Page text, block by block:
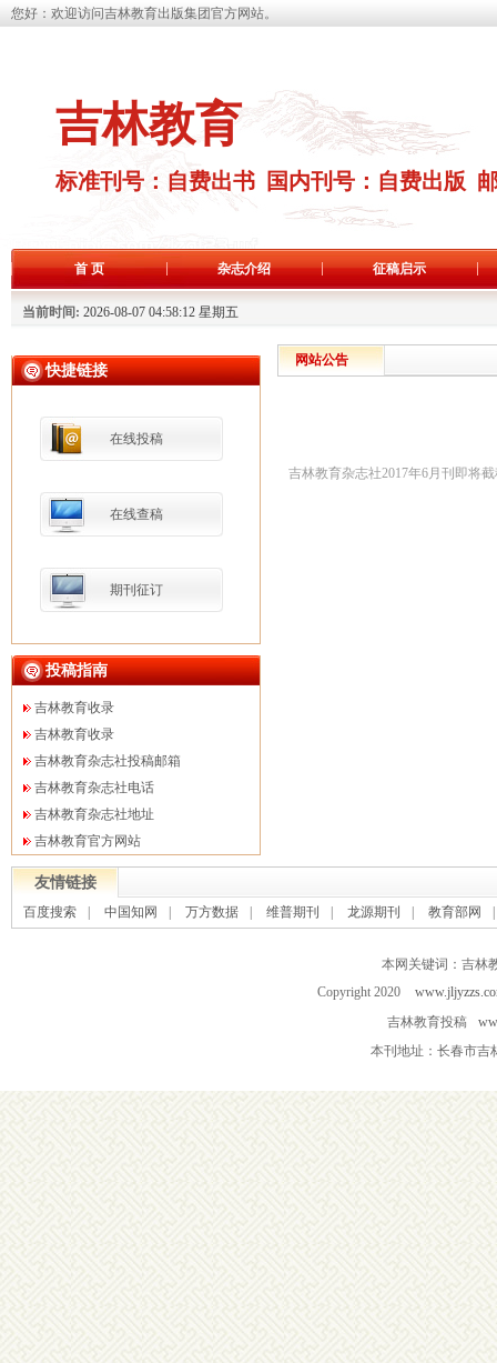
您好：欢迎访问吉林教育出版集团官方网站。
吉林教育
标准刊号：自费出书 国内刊号：自费出版
首 页 杂志介绍 征稿启示
当前时间: 2026-08-07 04:58:13 星期五
快捷链接
在线投稿
在线查稿
期刊征订
投稿指南
吉林教育收录
吉林教育收录
吉林教育杂志社投稿邮箱
吉林教育杂志社电话
吉林教育杂志社地址
吉林教育官方网站
网站公告
吉林教育杂志社2017年6月刊即将
友情链接
百度搜索 中国知网 万方数据 维普期刊 龙源期刊 教育部网
本网关键词：吉林
Copyright 2020
吉林教育投稿
本刊地址：长春市吉